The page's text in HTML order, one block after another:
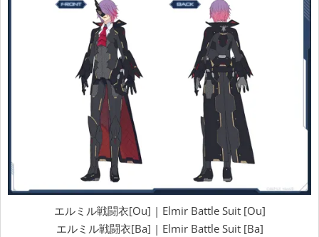
エルミル戦闘衣[Ou] | Elmir Battle Suit [Ou]
エルミル戦闘衣[Ba] | Elmir Battle Suit [Ba]